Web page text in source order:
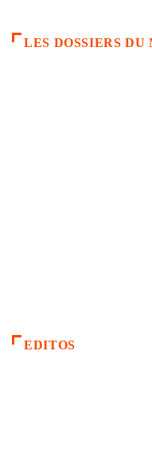
LES DOSSIERS
EDITOS